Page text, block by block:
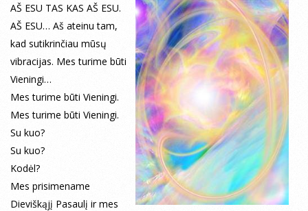
AŠ ESU TAS KAS AŠ ESU.
AŠ ESU… Aš ateinu tam,
kad sutikrinčiau mūsų
vibracijas. Mes turime būti
Vieningi…
Mes turime būti Vieningi.
Mes turime būti Vieningi.
Su kuo?
Su kuo?
Kodėl?
Mes prisimename
Dieviškąjį Pasaulį ir mes